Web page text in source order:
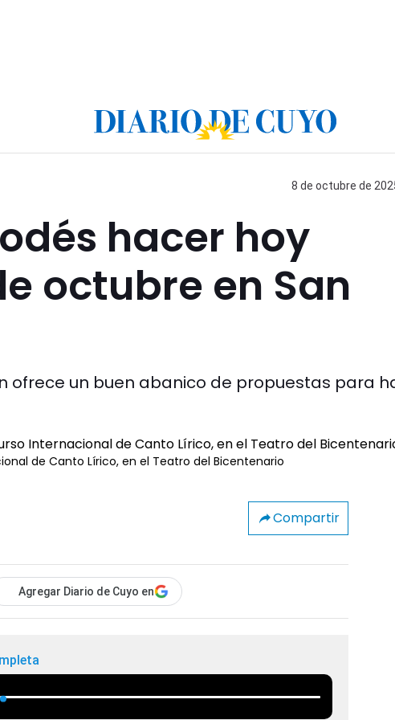
8 de octubre de
hacer hoy
octubre en San
ofrece un buen abanico de propuestas para
de Canto Lírico, en el Teatro del Bicentenario
Compartir
Agregar Diario de Cuyo en